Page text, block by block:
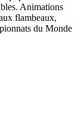
Animations
flambeaux,
du Monde